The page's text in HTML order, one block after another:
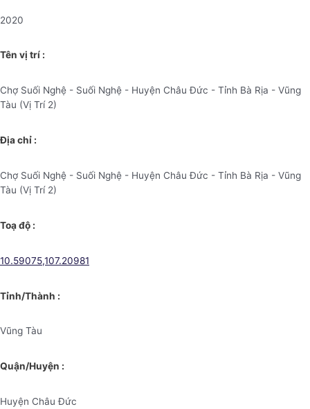
2020
Tên vị trí :
Chợ Suối Nghệ - Suối Nghệ - Huyện Châu Đức - Tỉnh Bà Rịa - Vũng
Tàu (Vị Trí 2)
Địa chỉ :
Chợ Suối Nghệ - Suối Nghệ - Huyện Châu Đức - Tỉnh Bà Rịa - Vũng
Tàu (Vị Trí 2)
Toạ độ :
10.59075,107.20981
Tỉnh/Thành :
Vũng Tàu
Quận/Huyện :
Huyện Châu Đức